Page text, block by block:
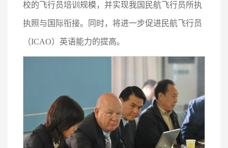
校的飞行员培训规模，并实现我国民航飞行员所执
执照与国际衔接。同时，将进一步促进民航飞行员
（ICAO）英语能力的提高。